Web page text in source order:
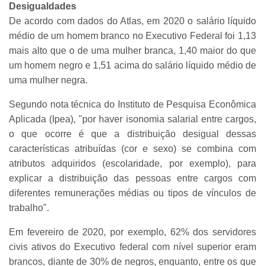
Desigualdades
De acordo com dados do Atlas, em 2020 o salário líquido
médio de um homem branco no Executivo Federal foi 1,13
mais alto que o de uma mulher branca, 1,40 maior do que
um homem negro e 1,51 acima do salário líquido médio de
uma mulher negra.
Segundo nota técnica do Instituto de Pesquisa Econômica
Aplicada (Ipea), "por haver isonomia salarial entre cargos,
o que ocorre é que a distribuição desigual dessas
características atribuídas (cor e sexo) se combina com
atributos adquiridos (escolaridade, por exemplo), para
explicar a distribuição das pessoas entre cargos com
diferentes remunerações médias ou tipos de vínculos de
trabalho".
Em fevereiro de 2020, por exemplo, 62% dos servidores
civis ativos do Executivo federal com nível superior eram
brancos, diante de 30% de negros, enquanto, entre os que